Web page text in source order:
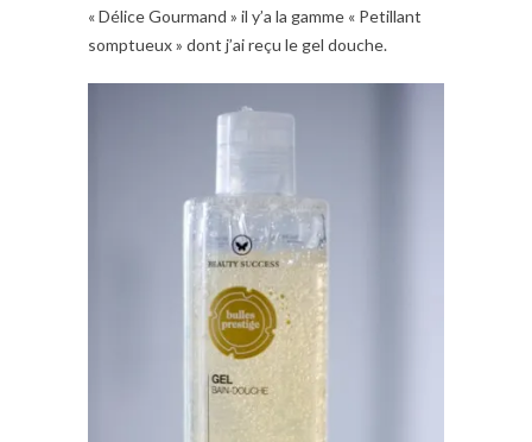
« Délice Gourmand » il y’a la gamme « Petillant
somptueux » dont j’ai reçu le gel douche.